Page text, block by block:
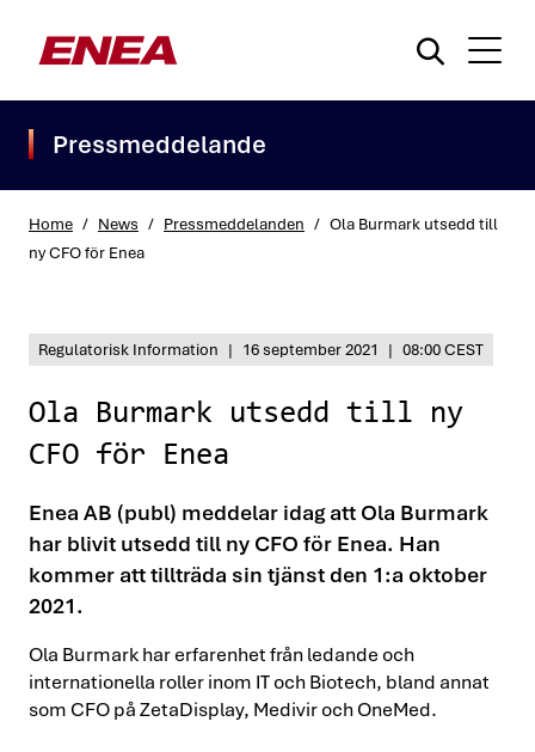
Pressmeddelande
Home / News / Pressmeddelanden / Ola Burmark utsedd till
ny CFO för Enea
Regulatorisk Information | 16 september 2021 | 08:00 CEST
Ola Burmark utsedd till ny
CFO för Enea
Enea AB (publ) meddelar idag att Ola Burmark
har blivit utsedd till ny CFO för Enea. Han
kommer att tillträda sin tjänst den 1:a oktober
2021.
Ola Burmark har erfarenhet från ledande och
internationella roller inom IT och Biotech, bland annat
som CFO på ZetaDisplay, Medivir och OneMed.